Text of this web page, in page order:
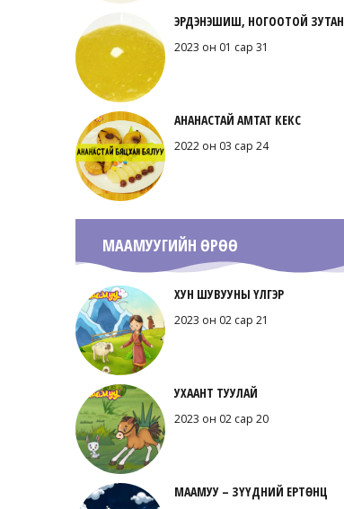
ЭРДЭНЭШИШ, НОГООТОЙ ЗУТАН
2023 он 01 сар 31
АНАНАСТАЙ АМТАТ КЕКС
2022 он 03 сар 24
МААМУУГИЙН ӨРӨӨ
ХУН ШУВУУНЫ ҮЛГЭР
2023 он 02 сар 21
УХААНТ ТУУЛАЙ
2023 он 02 сар 20
МААМУУ – ЗҮҮДНИЙ ЕРТӨНЦ